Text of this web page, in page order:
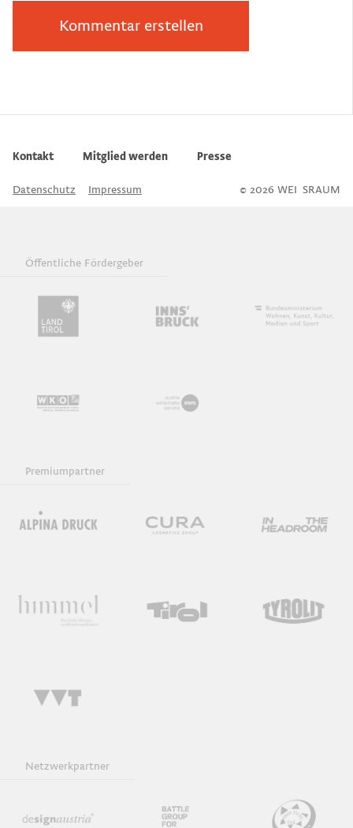
Kontakt Mitglied werden Presse
Datenschutz Impressum © 2026 WEI SRAUM
Öffentliche Fördergeber
Premiumpartner
Netzwerkpartner